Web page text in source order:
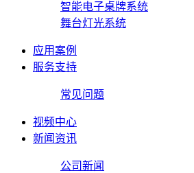
智能电子桌牌系统
舞台灯光系统
应用案例
服务支持
常见问题
视频中心
新闻资讯
公司新闻